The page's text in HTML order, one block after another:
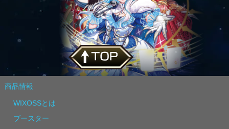
商品情報
WIXOSSとは
ブースター